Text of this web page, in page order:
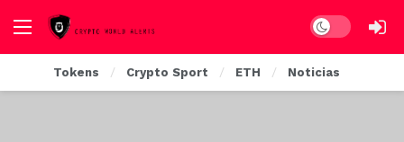
Dark mode
Tokens Crypto Sport ETH Noticias